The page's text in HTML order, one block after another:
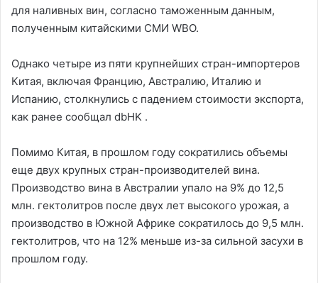
для наливных вин, согласно таможенным данным,
полученным китайскими СМИ WBO.
Однако четыре из пяти крупнейших стран-импортеров
Китая, включая Францию, Австралию, Италию и
Испанию, столкнулись с падением стоимости экспорта,
как ранее сообщал dbHK .
Помимо Китая, в прошлом году сократились объемы
еще двух крупных стран-производителей вина.
Производство вина в Австралии упало на 9% до 12,5
млн. гектолитров после двух лет высокого урожая, а
производство в Южной Африке сократилось до 9,5 млн.
гектолитров, что на 12% меньше из-за сильной засухи в
прошлом году.